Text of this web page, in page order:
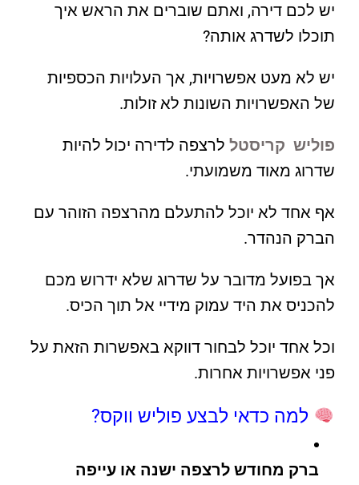
יש לכם דירה, ואתם שוברים את הראש איך
תוכלו לשדרג אותה?
יש לא מעט אפשרויות, אך העלויות הכספיות
של האפשרויות השונות לא זולות.
פוליש קריסטל לרצפה לדירה יכול להיות
שדרוג מאוד משמועתי.
אף אחד לא יוכל להתעלם מהרצפה הזוהר עם
הברק הנהדר.
אך בפועל מדובר על שדרוג שלא ידרוש מכם
להכניס את היד עמוק מידיי אל תוך הכיס.
וכל אחד יוכל לבחור דווקא באפשרות הזאת על
פני אפשרויות אחרות.
למה כדאי לבצע פוליש ווקס?
ברק מחודש לרצפה ישנה או עייפה